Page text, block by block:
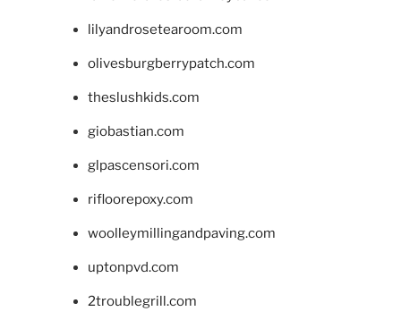
lilyandrosetearoom.com
olivesburgberrypatch.com
theslushkids.com
giobastian.com
glpascensori.com
rifloorepoxy.com
woolleymillingandpaving.com
uptonpvd.com
2troublegrill.com